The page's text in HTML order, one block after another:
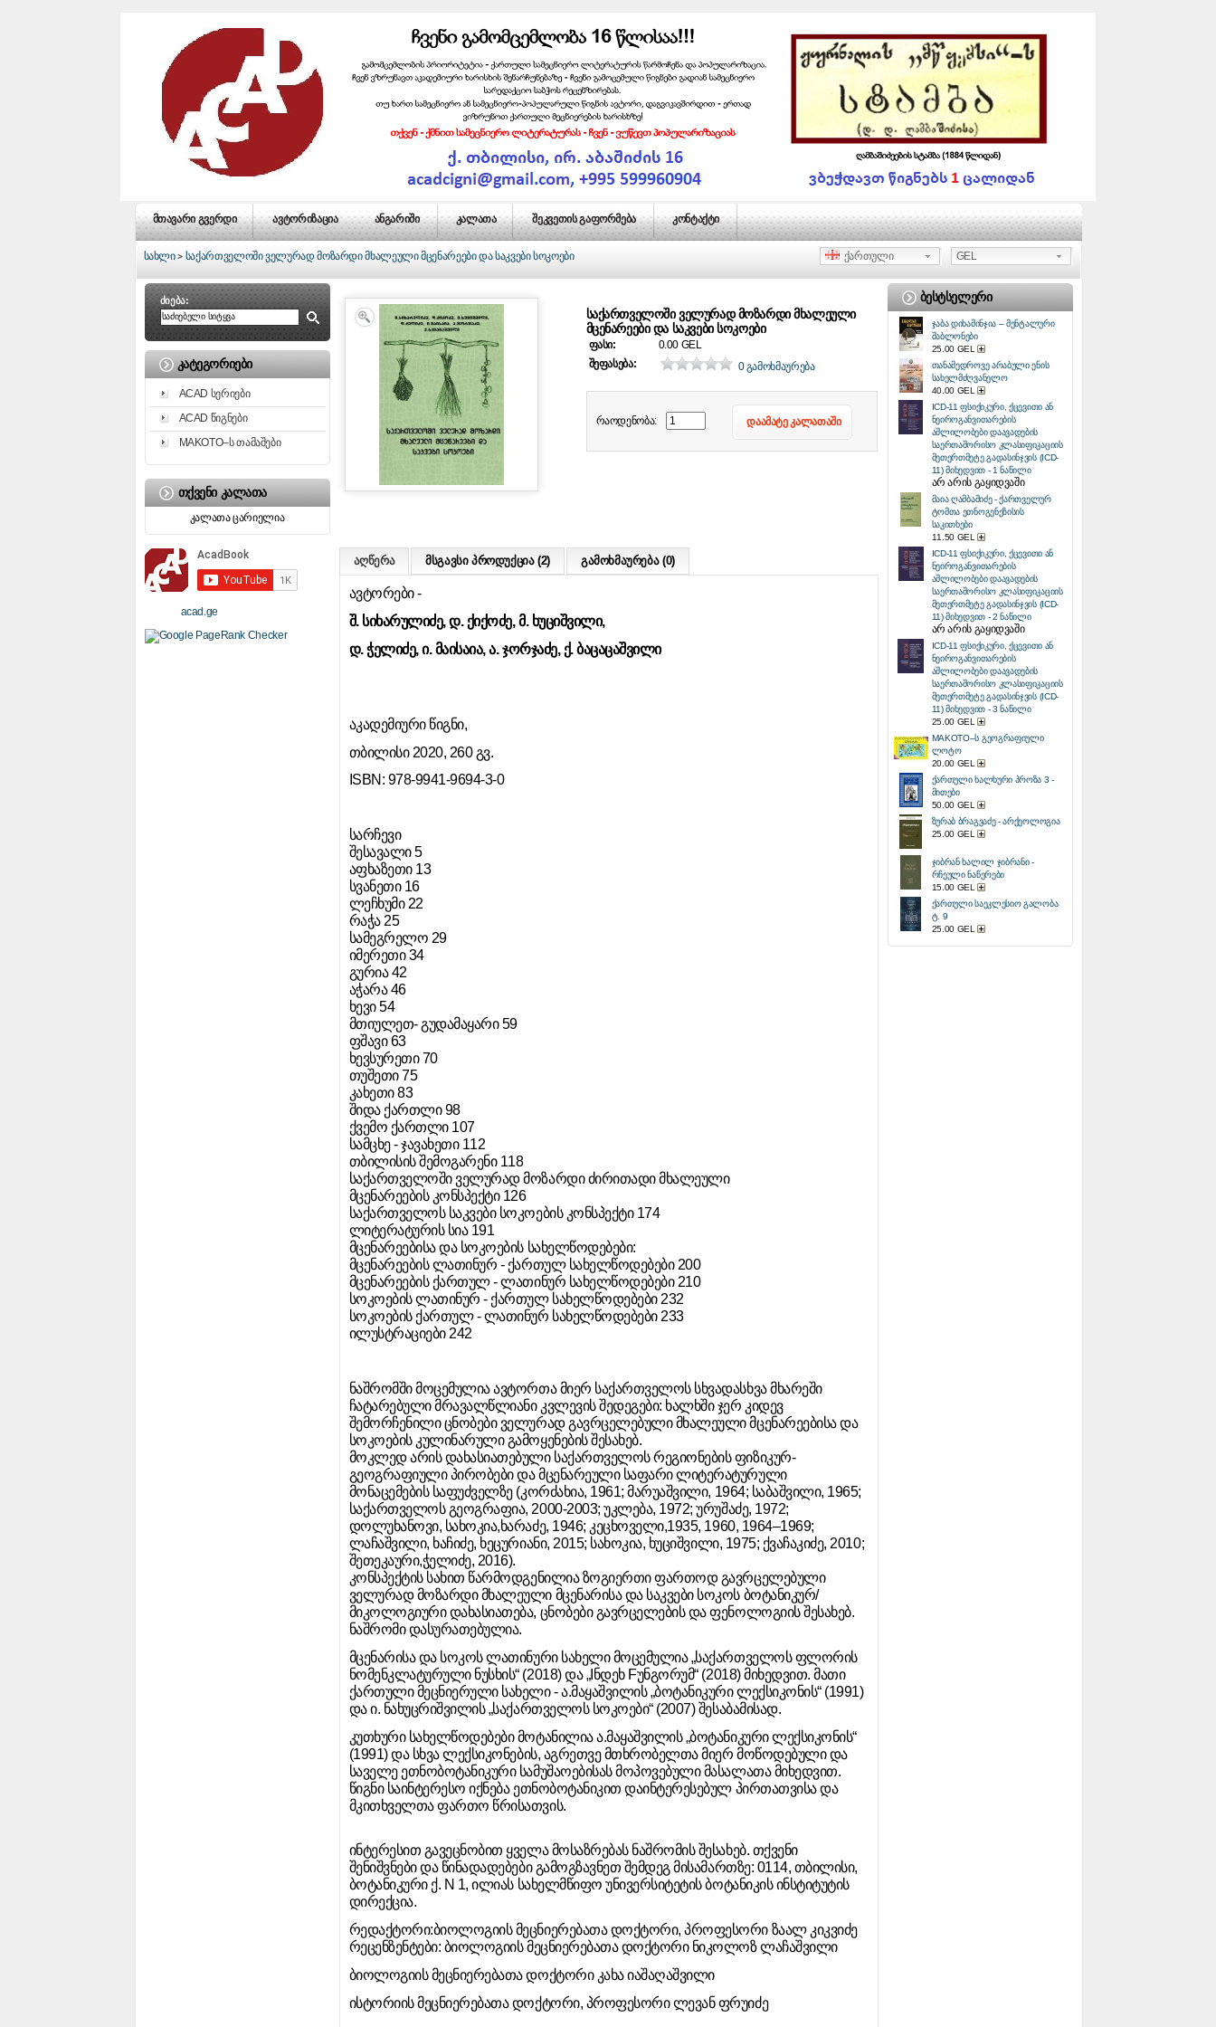
მთავარი გვერდი ავტორიზაცია ანგარიში კალათა შეკვეთის გაფორმება კონტაქტი
სახლი> საქართველოში ველურად მოზარდი მხალეული მცენარეები და საკვები სოკოები ქართული GEL
ძიება:
ᲙᲐᲢᲔᲒᲝᲠᲘᲔᲑᲘ
ACAD სერიები
ACAD წიგნები
MAKOTO–ს თამაშები
ᲗᲥᲕᲔᲜᲘ ᲙᲐᲚᲐᲗᲐ
კალათა ცარიელია
acad.ge
ᲑᲔᲡᲢᲡᲔᲚᲔᲠᲘ
ჯაბა დიხამინჯია – მენტალური
შაბლონები
25.00 GEL
თანამედროვე არაბული ენის
სახელმძღვანელო
40.00 GEL
ICD-11 ფსიქიკური, ქცევითი ან
ნეიროგანვითარების
აშლილობები დაავადების
საერთაშორისო კლასიფიკაციის
მეთერთმეტე გადასინჯვის (ICD-
11) მიხედვით - 1 ნაწილი
არ არის გაყიდვაში
მაია ღამბაშიძე - ქართველურ
ტომთა ეთნოგენეზისის
საკითხები
11.50 GEL
ICD-11 ფსიქიკური, ქცევითი ან
ნეიროგანვითარების
აშლილობები დაავადების
საერთაშორისო კლასიფიკაციის
მეთერთმეტე გადასინჯვის (ICD-
11) მიხედვით - 2 ნაწილი
არ არის გაყიდვაში
ICD-11 ფსიქიკური, ქცევითი ან
ნეიროგანვითარების
აშლილობები დაავადების
საერთაშორისო კლასიფიკაციის
მეთერთმეტე გადასინჯვის (ICD-
11) მიხედვით - 3 ნაწილი
25.00 GEL
MAKOTO–ს გეოგრაფიული
ლოტო
20.00 GEL
ქართული ხალხური პროზა 3 -
მითები
50.00 GEL
ზურაბ ბრაგვაძე - არქეოლოგია
25.00 GEL
ჯიბრან ხალილ ჯიბრანი -
რჩეული ნაწერები
15.00 GEL
ქართული საეკლესიო გალობა
ტ. 9
25.00 GEL
ᲡᲐᲥᲐᲠᲗᲕᲔᲚᲝᲨᲘ ᲕᲔᲚᲣᲠᲐᲓ ᲛᲝᲖᲐᲠᲓᲘ ᲛᲮᲐᲚᲔᲣᲚᲘ
ᲛᲪᲔᲜᲐᲠᲔᲔᲑᲘ ᲓᲐ ᲡᲐᲙᲕᲔᲑᲘ ᲡᲝᲙᲝᲔᲑᲘ
ფასი:
0.00 GEL
შეფასება:
0 გამოხმაურება
რაოდენობა: დაამატე კალათაში
აღწერა მსგავსი პროდუქცია (2) გამოხმაურება (0)
ავტორები -
შ. სიხარულიძე, დ. ქიქოძე, მ. ხუციშვილი,
დ. ჭელიძე, ი. მაისაია, ა. ჯორჯაძე, ქ. ბაცაცაშვილი
აკადემიური წიგნი,
თბილისი 2020, 260 გვ.
ISBN: 978-9941-9694-3-0
სარჩევი
შესავალი 5
აფხაზეთი 13
სვანეთი 16
ლეჩხუმი 22
რაჭა 25
სამეგრელო 29
იმერეთი 34
გურია 42
აჭარა 46
ხევი 54
მთიულეთ- გუდამაყარი 59
ფშავი 63
ხევსურეთი 70
თუშეთი 75
კახეთი 83
შიდა ქართლი 98
ქვემო ქართლი 107
სამცხე - ჯავახეთი 112
თბილისის შემოგარენი 118
საქართველოში ველურად მოზარდი ძირითადი მხალეული
მცენარეების კონსპექტი 126
საქართველოს საკვები სოკოების კონსპექტი 174
ლიტერატურის სია 191
მცენარეებისა და სოკოების სახელწოდებები:
მცენარეების ლათინურ - ქართულ სახელწოდებები 200
მცენარეების ქართულ - ლათინურ სახელწოდებები 210
სოკოების ლათინურ - ქართულ სახელწოდებები 232
სოკოების ქართულ - ლათინურ სახელწოდებები 233
ილუსტრაციები 242
ნაშრომში მოცემულია ავტორთა მიერ საქართველოს სხვადასხვა მხარეში
ჩატარებული მრავალწლიანი კვლევის შედეგები: ხალხში ჯერ კიდევ
შემორჩენილი ცნობები ველურად გავრცელებული მხალეული მცენარეებისა და
სოკოების კულინარული გამოყენების შესახებ.
მოკლედ არის დახასიათებული საქართველოს რეგიონების ფიზიკურ-
გეოგრაფიული პირობები და მცენარეული საფარი ლიტერატურული
მონაცემების საფუძველზე (კორძახია, 1961; მარუაშვილი, 1964; საბაშვილი, 1965;
საქართველოს გეოგრაფია, 2000-2003; უკლება, 1972; ურუშაძე, 1972;
დოლუხანოვი, სახოკია,ხარაძე, 1946; კეცხოველი,1935, 1960, 1964–1969;
ლაჩაშვილი, ხაჩიძე, ხეცურიანი, 2015; სახოკია, ხუციშვილი, 1975; ქვაჩაკიძე, 2010;
შეთეკაური,ჭელიძე, 2016).
კონსპექტის სახით წარმოდგენილია ზოგიერთი ფართოდ გავრცელებული
ველურად მოზარდი მხალეული მცენარისა და საკვები სოკოს ბოტანიკურ/
მიკოლოგიური დახასიათება, ცნობები გავრცელების და ფენოლოგიის შესახებ.
ნაშრომი დასურათებულია.
მცენარისა და სოკოს ლათინური სახელი მოცემულია „საქართველოს ფლორის
ნომენკლატურული ნუსხის“ (2018) და „Iნდეხ Fუნგორუმ“ (2018) მიხედვით. მათი
ქართული მეცნიერული სახელი - ა.მაყაშვილის „ბოტანიკური ლექსიკონის“ (1991)
და ი. ნახუცრიშვილის „საქართველოს სოკოები“ (2007) შესაბამისად.
კუთხური სახელწოდებები მოტანილია ა.მაყაშვილის „ბოტანიკური ლექსიკონის“
(1991) და სხვა ლექსიკონების, აგრეთვე მთხრობელთა მიერ მოწოდებული და
საველე ეთნობოტანიკური სამუშაოებისას მოპოვებული მასალათა მიხედვით.
წიგნი საინტერესო იქნება ეთნობოტანიკით დაინტერესებულ პირთათვისა და
მკითხველთა ფართო წრისათვის.
ინტერესით გავეცნობით ყველა მოსაზრებას ნაშრომის შესახებ. თქვენი
შენიშვნები და წინადადებები გამოგზავნეთ შემდეგ მისამართზე: 0114, თბილისი,
ბოტანიკური ქ. N 1, ილიას სახელმწიფო უნივერსიტეტის ბოტანიკის ინსტიტუტის
დირექცია.
რედაქტორი:ბიოლოგიის მეცნიერებათა დოქტორი, პროფესორი ზაალ კიკვიძე
რეცენზენტები: ბიოლოგიის მეცნიერებათა დოქტორი ნიკოლოზ ლაჩაშვილი
ბიოლოგიის მეცნიერებათა დოქტორი კახა იაშაღაშვილი
ისტორიის მეცნიერებათა დოქტორი, პროფესორი ლევან ფრუიძე